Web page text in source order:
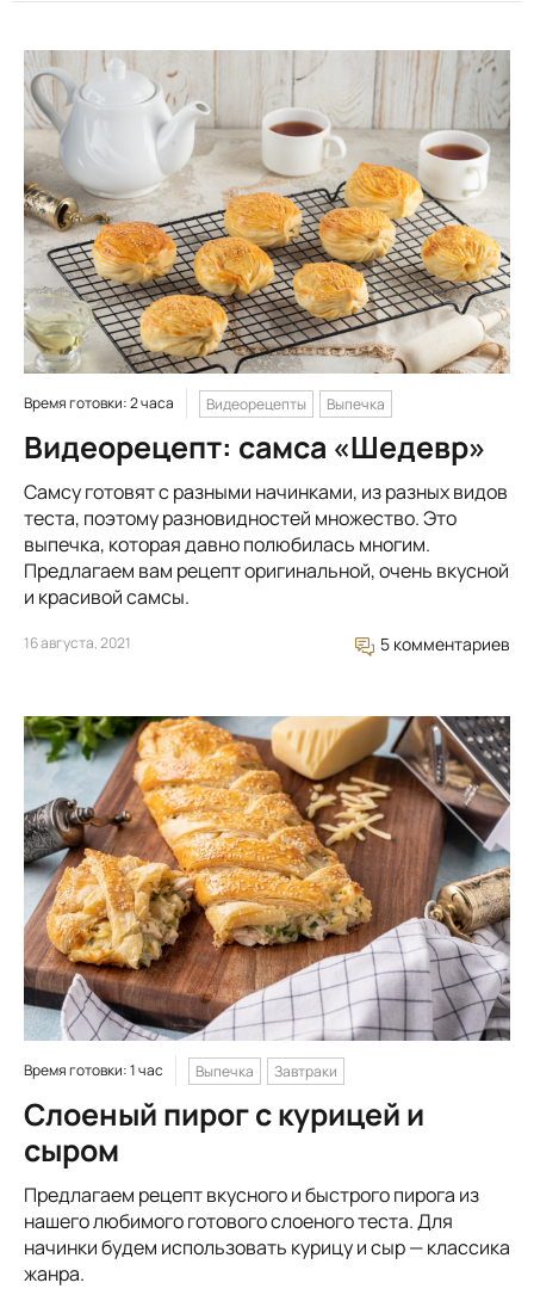
Время готовки: 2 часа Видеорецепты Выпечка
Видеорецепт: самса «Шедевр»
Самсу готовят с разными начинками, из разных видов
теста, поэтому разновидностей множество. Это
выпечка, которая давно полюбилась многим.
Предлагаем вам рецепт оригинальной, очень вкусной
и красивой самсы.
16 августа, 2021 5 комментариев
Время готовки: 1 час Выпечка Завтраки
Слоеный пирог с курицей и
сыром
Предлагаем рецепт вкусного и быстрого пирога из
нашего любимого готового слоеного теста. Для
начинки будем использовать курицу и сыр — классика
жанра.